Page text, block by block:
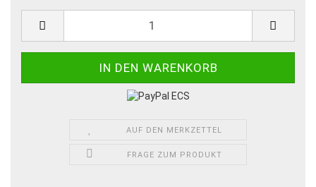
AUF DEN MERKZETTEL
FRAGE ZUM PRODUKT